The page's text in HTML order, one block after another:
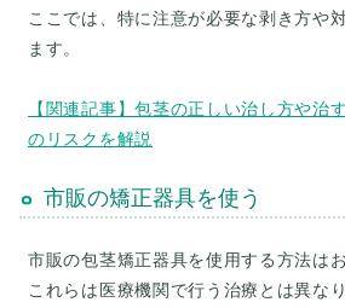
ここでは、特に注意が必要な剥き方や
ます。
【関連記事】包茎の正しい治し方や治
のリスクを解説
市販の矯正器具を使う
市販の包茎矯正器具を使用する方法は
これらは医療機関で行う治療とは異な